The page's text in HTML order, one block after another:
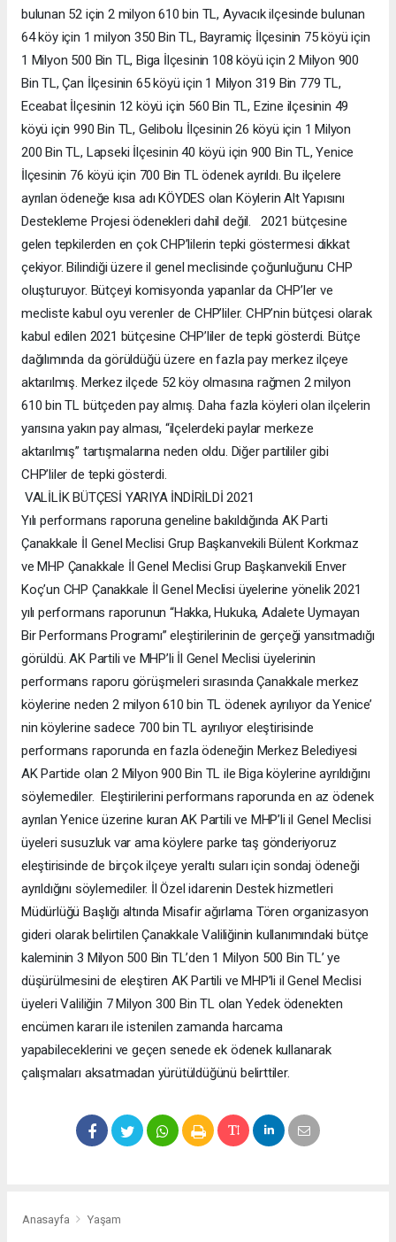
bulunan 52 için 2 milyon 610 bin TL, Ayvacık ilçesinde bulunan
64 köy için 1 milyon 350 Bin TL, Bayramiç İlçesinin 75 köyü için
1 Milyon 500 Bin TL, Biga İlçesinin 108 köyü için 2 Milyon 900
Bin TL, Çan İlçesinin 65 köyü için 1 Milyon 319 Bin 779 TL,
Eceabat İlçesinin 12 köyü için 560 Bin TL, Ezine ilçesinin 49
köyü için 990 Bin TL, Gelibolu İlçesinin 26 köyü için 1 Milyon
200 Bin TL, Lapseki İlçesinin 40 köyü için 900 Bin TL, Yenice
İlçesinin 76 köyü için 700 Bin TL ödenek ayrıldı. Bu ilçelere
ayrılan ödeneğe kısa adı KÖYDES olan Köylerin Alt Yapısını
Destekleme Projesi ödenekleri dahil değil. 2021 bütçesine
gelen tepkilerden en çok CHP’lilerin tepki göstermesi dikkat
çekiyor. Bilindiği üzere il genel meclisinde çoğunluğunu CHP
oluşturuyor. Bütçeyi komisyonda yapanlar da CHP’ler ve
mecliste kabul oyu verenler de CHP’liler. CHP’nin bütçesi olarak
kabul edilen 2021 bütçesine CHP’liler de tepki gösterdi. Bütçe
dağılımında da görüldüğü üzere en fazla pay merkez ilçeye
aktarılmış. Merkez ilçede 52 köy olmasına rağmen 2 milyon
610 bin TL bütçeden pay almış. Daha fazla köyleri olan ilçelerin
yarısına yakın pay alması, “ilçelerdeki paylar merkeze
aktarılmış” tartışmalarına neden oldu. Diğer partililer gibi
CHP’liler de tepki gösterdi.
VALİLİK BÜTÇESİ YARIYA İNDİRİLDİ 2021
Yılı performans raporuna geneline bakıldığında AK Parti
Çanakkale İl Genel Meclisi Grup Başkanvekili Bülent Korkmaz
ve MHP Çanakkale İl Genel Meclisi Grup Başkanvekili Enver
Koç’un CHP Çanakkale İl Genel Meclisi üyelerine yönelik 2021
yılı performans raporunun “Hakka, Hukuka, Adalete Uymayan
Bir Performans Programı” eleştirilerinin de gerçeği yansıtmadığı
görüldü. AK Partili ve MHP’li İl Genel Meclisi üyelerinin
performans raporu görüşmeleri sırasında Çanakkale merkez
köylerine neden 2 milyon 610 bin TL ödenek ayrılıyor da Yenice’
nin köylerine sadece 700 bin TL ayrılıyor eleştirisinde
performans raporunda en fazla ödeneğin Merkez Belediyesi
AK Partide olan 2 Milyon 900 Bin TL ile Biga köylerine ayrıldığını
söylemediler. Eleştirilerini performans raporunda en az ödenek
ayrılan Yenice üzerine kuran AK Partili ve MHP’li il Genel Meclisi
üyeleri susuzluk var ama köylere parke taş gönderiyoruz
eleştirisinde de birçok ilçeye yeraltı suları için sondaj ödeneği
ayrıldığını söylemediler. İl Özel idarenin Destek hizmetleri
Müdürlüğü Başlığı altında Misafir ağırlama Tören organizasyon
gideri olarak belirtilen Çanakkale Valiliğinin kullanımındaki bütçe
kaleminin 3 Milyon 500 Bin TL’den 1 Milyon 500 Bin TL’ ye
düşürülmesini de eleştiren AK Partili ve MHP’li il Genel Meclisi
üyeleri Valiliğin 7 Milyon 300 Bin TL olan Yedek ödenekten
encümen kararı ile istenilen zamanda harcama
yapabileceklerini ve geçen senede ek ödenek kullanarak
çalışmaları aksatmadan yürütüldüğünü belirttiler.
Anasayfa Yaşam